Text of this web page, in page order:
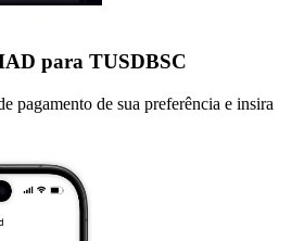
para TUSDBSC
pagamento de sua preferência e insira